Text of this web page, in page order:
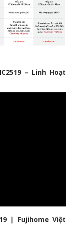
– Linh Hoạt
| Fujihome Việt